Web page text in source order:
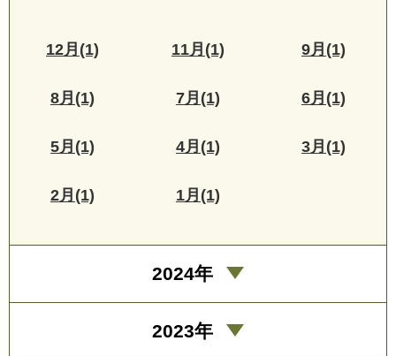
12月(1) 11月(1) 9月(1)
8月(1) 7月(1) 6月(1)
5月(1) 4月(1) 3月(1)
2月(1) 1月(1)
2024年
2023年